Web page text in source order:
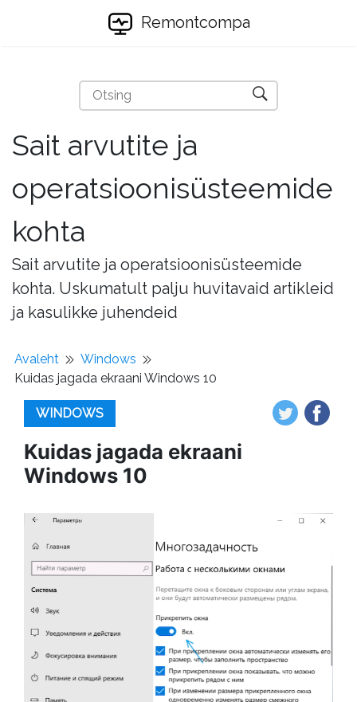
Remontcompa
Sait arvutite ja
operatsioonisüsteemide
kohta
Sait arvutite ja operatsioonisüsteemide
kohta. Uskumatult palju huvitavaid artikleid
ja kasulikke juhendeid
Avaleht
Windows
Kuidas jagada ekraani Windows 10
WINDOWS
Kuidas jagada ekraani
Windows 10